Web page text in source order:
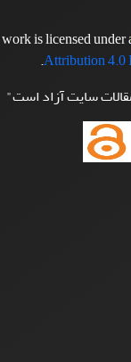
is licensed under
Attribution 4.0
.
سایت آزاد است"